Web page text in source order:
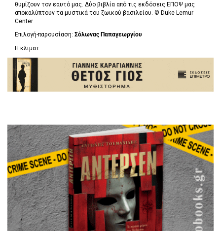
θυμίζουν τον εαυτό μας. Δύο βιβλία από τις εκδόσεις ΕΠΟΨ μας
αποκαλύπτουν τα μυστικά του ζωικού βασιλείου. © Duke Lemur
Center
Επιλογή-παρουσίαση: Σόλωνας Παπαγεωργίου
Η κλιματ...